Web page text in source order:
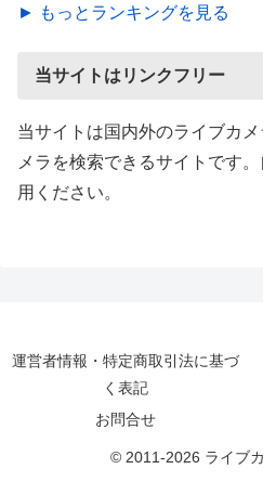
► もっとランキングを見る
当サイトはリンクフリー
当サイトは国内外のライブカ
メラを検索できるサイトです
用ください。
運営者情報・特定商取引法に基づ
く表記
お問合せ
© 2011-2026 ライブ